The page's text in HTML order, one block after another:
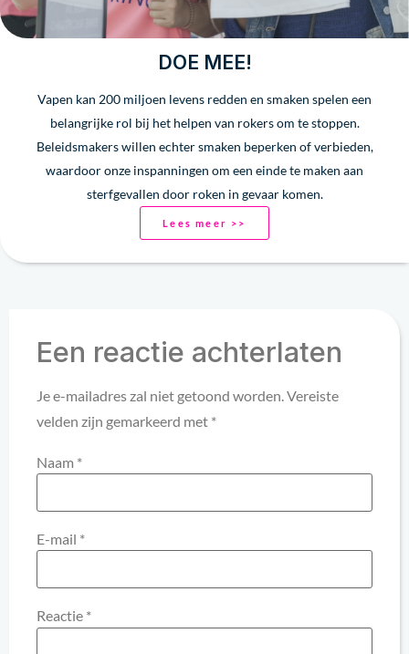
DOE MEE!
Vapen kan 200 miljoen levens redden en smaken spelen een
belangrijke rol bij het helpen van rokers om te stoppen.
Beleidsmakers willen echter smaken beperken of verbieden,
waardoor onze inspanningen om een einde te maken aan
sterfgevallen door roken in gevaar komen.
Lees meer >>
Een reactie achterlaten
Je e-mailadres zal niet getoond worden.Vereiste
velden zijn gemarkeerd met *
Naam *
E-mail *
Reactie *